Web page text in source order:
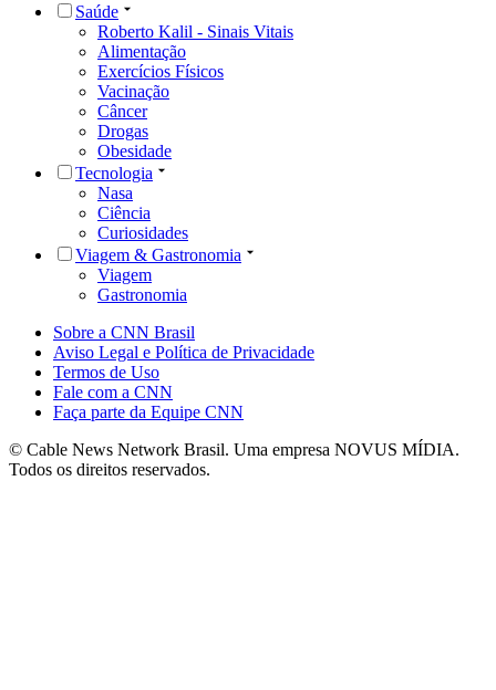
Saúde
Roberto Kalil - Sinais Vitais
Alimentação
Exercícios Físicos
Vacinação
Câncer
Drogas
Obesidade
Tecnologia
Nasa
Ciência
Curiosidades
Viagem & Gastronomia
Viagem
Gastronomia
Sobre a CNN Brasil
Aviso Legal e Política de Privacidade
Termos de Uso
Fale com a CNN
Faça parte da Equipe CNN
© Cable News Network Brasil. Uma empresa NOVUS MÍDIA.
Todos os direitos reservados.